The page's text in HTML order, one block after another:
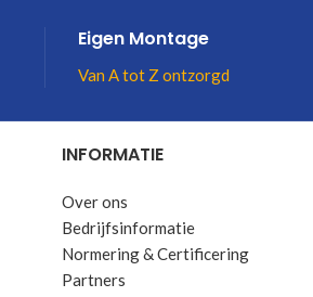
Eigen Montage
Van A tot Z ontzorgd
INFORMATIE
Over ons
Bedrijfsinformatie
Normering & Certificering
Partners